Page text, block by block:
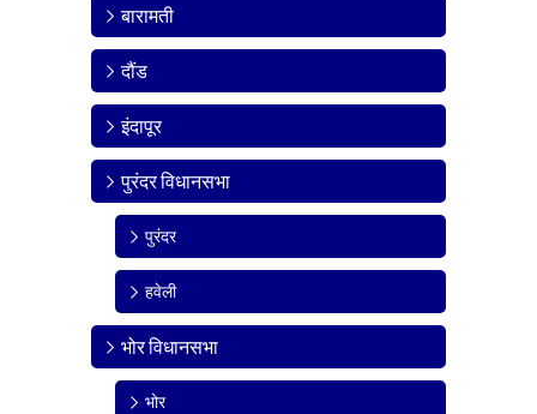
बारामती
दौंड
इंदापूर
पुरंदर विधानसभा
पुरंदर
हवेली
भोर विधानसभा
भोर